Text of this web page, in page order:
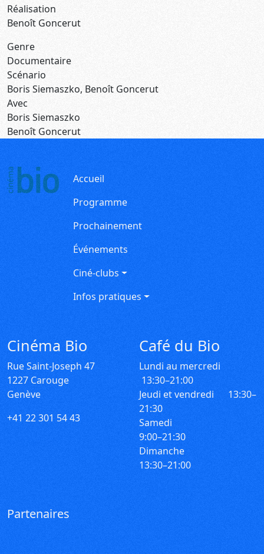
Réalisation
Benoît Goncerut
Genre
Documentaire
Scénario
Boris Siemaszko, Benoît Goncerut
Avec
Boris Siemaszko
Benoît Goncerut
Navigation principale
Accueil
Programme
Prochainement
Événements
Ciné-clubs
Infos pratiques
Cinéma Bio
Rue Saint-Joseph 47
1227 Carouge
Genève
+41 22 301 54 43
Café du Bio
Lundi au mercredi
13:30–21:00
Jeudi et vendredi 13:30–
21:30
Samedi
9:00–21:30
Dimanche
13:30–21:00
Partenaires